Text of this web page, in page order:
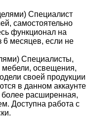
Специалист
самостоятельно
функционал на
6 месяцев, если не
Специалисты,
мебели, освещения,
своей продукции
в данном аккаунте
более расширенная,
Доступна работа с